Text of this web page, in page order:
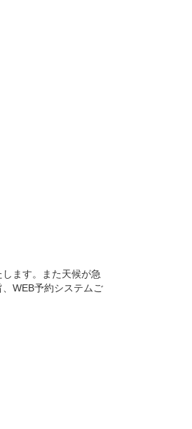
ます。また天候が急
WEB予約システムご